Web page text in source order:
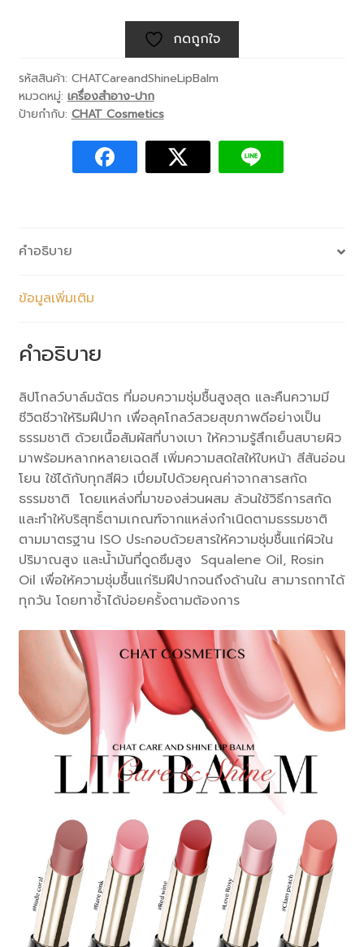
กดถูกใจ
รหัสสินค้า: CHATCareandShineLipBalm
หมวดหมู่: เครื่องสำอาง-ปาก
ป้ายกำกับ: CHAT Cosmetics
คำอธิบาย
ข้อมูลเพิ่มเติม
คำอธิบาย
ลิปโกลว์บาล์มฉัตร ที่มอบความชุ่มชื้นสูงสุด และคืนความมี
ชีวิตชีวาให้ริมฝีปาก เพื่อลุคโกลว์สวยสุขภาพดีอย่างเป็น
ธรรมชาติ ด้วยเนื้อสัมผัสที่บางเบา ให้ความรู้สึกเย็นสบายผิว
มาพร้อมหลากหลายเฉดสี เพิ่มความสดใสให้ใบหน้า สีสันอ่อน
โยน ใช้ได้กับทุกสีผิว เปี่ยมไปด้วยคุณค่าจากสารสกัด
ธรรมชาติ โดยแหล่งที่มาของส่วนผสม ล้วนใช้วิธีการสกัด
และทำให้บริสุทธิ์ตามเกณฑ์จากแหล่งกำเนิดตามธรรมชาติ
ตามมาตรฐาน ISO ประกอบด้วยสารให้ความชุ่มชื้นแก่ผิวใน
ปริมาณสูง และน้ำมันที่ดูดซึมสูง Squalene Oil, Rosin
Oil เพื่อให้ความชุ่มชื้นแก่ริมฝีปากจนถึงด้านใน สามารถทาได้
ทุกวัน โดยทาซ้ำได้บ่อยครั้งตามต้องการ